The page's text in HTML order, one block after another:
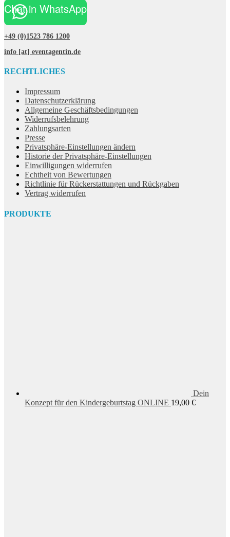
Chat in WhatsApp
+49 (0)1523 786 1200
info [at] eventagentin.de
RECHTLICHES
Impressum
Datenschutzerklärung
Allgemeine Geschäftsbedingungen
Widerrufsbelehrung
Zahlungsarten
Presse
Privatsphäre-Einstellungen ändern
Historie der Privatsphäre-Einstellungen
Einwilligungen widerrufen
Echtheit von Bewertungen
Richtlinie für Rückerstattungen und Rückgaben
Vertrag widerrufen
PRODUKTE
Dein
Konzept für den Kindergeburtstag ONLINE 19,00 €